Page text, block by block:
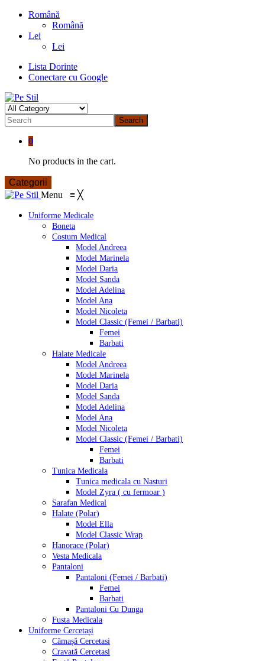
Română
Română
Lei
Lei
Lista Dorinte
Conectare cu Google
Search
0
No products in the cart.
Categorii
Menu ≡ ╳
Uniforme Medicale
Boneta
Costum Medical
Model Andreea
Model Marinela
Model Daria
Model Sanda
Model Adelina
Model Ana
Model Nicoleta
Model Classic (Femei / Barbati)
Femei
Barbati
Halate Medicale
Model Andreea
Model Marinela
Model Daria
Model Sanda
Model Adelina
Model Ana
Model Nicoleta
Model Classic (Femei / Barbati)
Femei
Barbati
Tunica Medicala
Tunica medicala cu Nasturi
Model Zyra ( cu fermoar )
Sarafan Medical
Halate (Polar)
Model Ella
Model Classic Wrap
Hanorace (Polar)
Vesta Medicala
Pantaloni
Pantaloni (Femei / Barbati)
Femei
Barbati
Pantaloni Cu Dunga
Fusta Medicala
Uniforme Cercetași
Cămașă Cercetasi
Cravată Cercetasi